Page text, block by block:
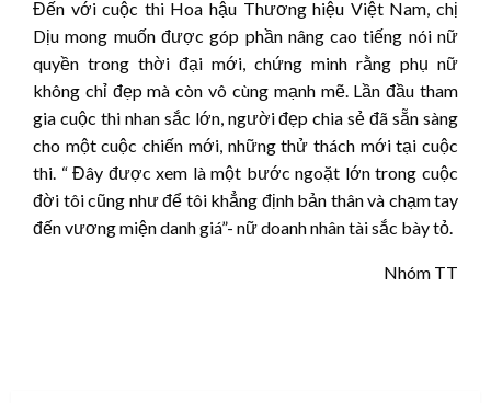
Đến với cuộc thi Hoa hậu Thương hiệu Việt Nam, chị
Dịu mong muốn được góp phần nâng cao tiếng nói nữ
quyền trong thời đại mới, chứng minh rằng phụ nữ
không chỉ đẹp mà còn vô cùng mạnh mẽ. Lần đầu tham
gia cuộc thi nhan sắc lớn, người đẹp chia sẻ đã sẵn sàng
cho một cuộc chiến mới, những thử thách mới tại cuộc
thi. “ Đây được xem là một bước ngoặt lớn trong cuộc
đời tôi cũng như để tôi khẳng định bản thân và chạm tay
đến vương miện danh giá”- nữ doanh nhân tài sắc bày tỏ.
Nhóm TT